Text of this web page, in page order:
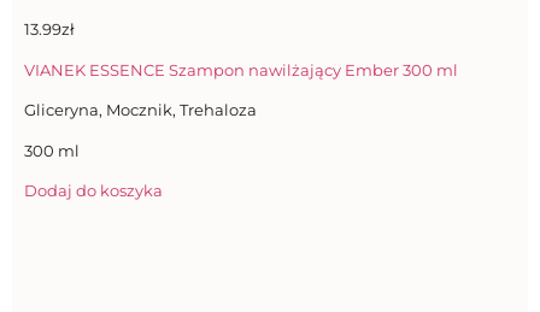
13.99zł
VIANEK ESSENCE Szampon nawilżający Ember 300 ml
Gliceryna, Mocznik, Trehaloza
300 ml
Dodaj do koszyka